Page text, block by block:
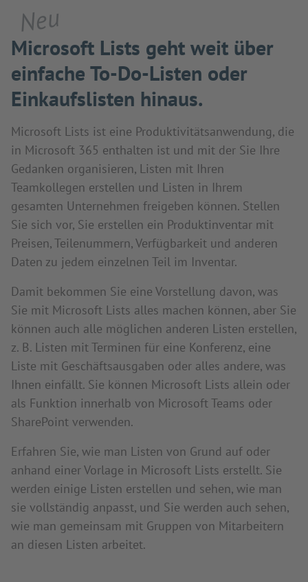
Neu
Microsoft Lists geht weit über
einfache To-Do-Listen oder
Einkaufslisten hinaus.
Microsoft Lists ist eine Produktivitätsanwendung, die
in Microsoft 365 enthalten ist und mit der Sie Ihre
Gedanken organisieren, Listen mit Ihren
Teamkollegen erstellen und Listen in Ihrem
gesamten Unternehmen freigeben können. Stellen
Sie sich vor, Sie erstellen ein Produktinventar mit
Preisen, Teilenummern, Verfügbarkeit und anderen
Daten zu jedem einzelnen Teil im Inventar.
Damit bekommen Sie eine Vorstellung davon, was
Sie mit Microsoft Lists alles machen können, aber Sie
können auch alle möglichen anderen Listen erstellen,
z. B. Listen mit Terminen für eine Konferenz, eine
Liste mit Geschäftsausgaben oder alles andere, was
Ihnen einfällt. Sie können Microsoft Lists allein oder
als Funktion innerhalb von Microsoft Teams oder
SharePoint verwenden.
Erfahren Sie, wie man Listen von Grund auf oder
anhand einer Vorlage in Microsoft Lists erstellt. Sie
werden einige Listen erstellen und sehen, wie man
sie vollständig anpasst, und Sie werden auch sehen,
wie man gemeinsam mit Gruppen von Mitarbeitern
an diesen Listen arbeitet.